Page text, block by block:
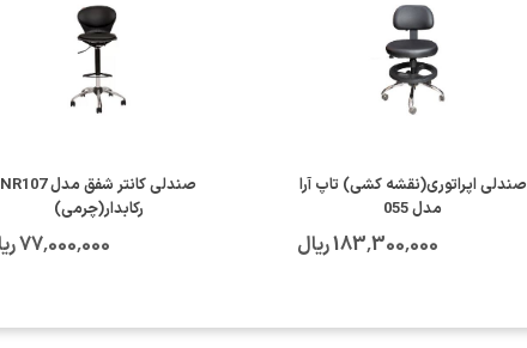
صندلی اپراتوری(نقشه کشی) تاپ آرا
مدل 055
183٬300٬000 ریال
صندلی کانتر شفق مدل NR107
رکابدار(چرمی)
77٬000٬000 ریال